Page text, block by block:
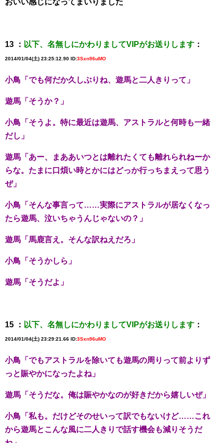
おいい感じになってまいりました
13 ： 以下、名無しにかわりましてVIPがお送りします ：
2014/01/04(土) 23:25:12.90 ID:3Sxn96uMO
小鳥「でも何だか久しぶりね、遊馬と二人きりって」
遊馬「そうか？」
小鳥「そうよ。特に最近は遊馬、アストラルと何時も一緒
だし」
遊馬「あー、まああいつとは離れたくても離れられねーか
らな。たまに口煩い時とかにはどっか行っちまえって思う
ぜ」
小鳥「そんな事言って……実際にアストラルが居なくなっ
たら遊馬、泣いちゃうんじゃないの？」
遊馬「馬鹿言え。そんな訳ねえだろ」
小鳥「そうかしら」
遊馬「そうだよ」
15 ： 以下、名無しにかわりましてVIPがお送りします ：
2014/01/04(土) 23:29:21.66 ID:3Sxn96uMO
小鳥「でもアストラルを除いても遊馬の周りって前よりず
っと賑やかになったよね」
遊馬「そうだな。俺は賑やかなのが好きだから嬉しいぜ」
小鳥「私も。だけどそのせいって訳でもないけど……これ
から遊馬とこんな風に二人きりで話す機会も減りそうだ